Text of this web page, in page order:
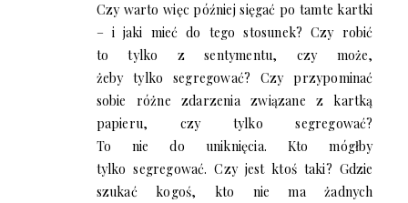
Czy warto więc później sięgać po tamte kartki
– i jaki mieć do tego stosunek? Czy robić
to tylko z sentymentu, czy może,
żeby tylko segregować? Czy przypominać
sobie różne zdarzenia związane z kartką
papieru, czy tylko segregować?
To nie do uniknięcia. Kto mógłby
tylko segregować. Czy jest ktoś taki? Gdzie
szukać kogoś, kto nie ma żadnych